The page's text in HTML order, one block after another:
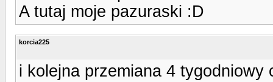
A tutaj moje pazuraski :D
korcia225
i kolejna przemiana 4 tygodniowy